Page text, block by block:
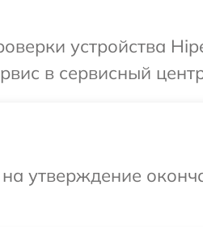
устройства
в сервисный
утверждение